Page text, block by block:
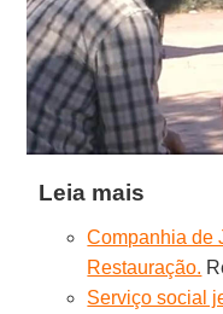
Leia mais
Companhia de
Restauração.
Serviço social